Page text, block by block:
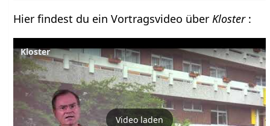
Hier findest du ein Vortragsvideo überKloster :
Kloster
Video laden